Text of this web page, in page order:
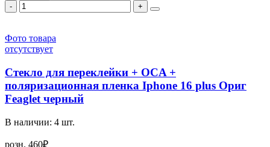
-
+
Фото товара
отсутствует
Стекло для переклейки + OCA +
поляризационная пленка Iphone 16 plus Ориг
Feaglet черный
В наличии: 4 шт.
розн. 460₽